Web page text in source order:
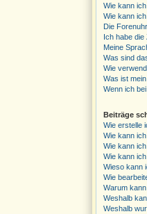
Wie kann
Wie kann
Die
Ich habe die
Meine
Was sind
Wie
Was ist
Wenn ich
Beiträge
Wie erstelle
Wie kann
Wie kann
Wie kann
Wieso kann
Wie
Warum
Weshalb
Weshalb